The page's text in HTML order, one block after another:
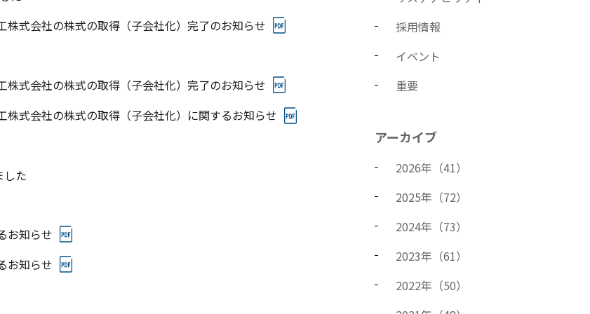
式会社の株式の取得（子会社化）完了のお知らせ
式会社の株式の取得（子会社化）完了のお知らせ
式会社の株式の取得（子会社化）に関するお知らせ
た
お知らせ
お知らせ
採用情報
イベント
重要
アーカイブ
2026年（41）
2025年（72）
2024年（73）
2023年（61）
2022年（50）